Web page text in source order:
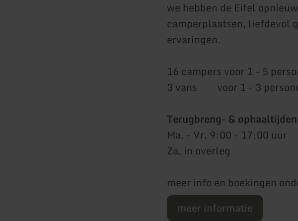
we hebben de Eifel
camperplaatsen, liefdevol
ervaringen.
16 campers voor 1 - 5
3 vans voor 1 - 3
Terugbreng- &
Ma. - Vr. 9:00 - 17:00 uur
Za. in overleg
meer info en boekingen
meer informatie